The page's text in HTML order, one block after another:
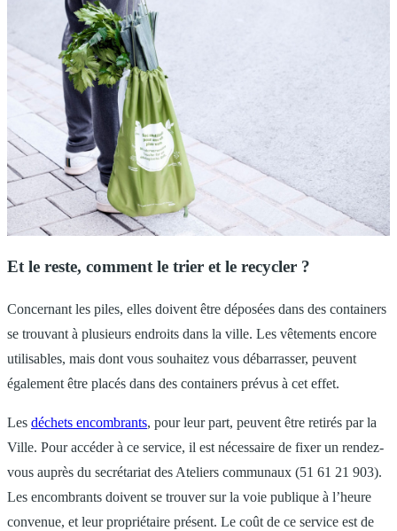
Et le reste, comment le trier et le recycler ?
Concernant les piles, elles doivent être déposées dans des containers
se trouvant à plusieurs endroits dans la ville. Les vêtements encore
utilisables, mais dont vous souhaitez vous débarrasser, peuvent
également être placés dans des containers prévus à cet effet.
Les déchets encombrants, pour leur part, peuvent être retirés par la
Ville. Pour accéder à ce service, il est nécessaire de fixer un rendez-
vous auprès du secrétariat des Ateliers communaux (51 61 21 903).
Les encombrants doivent se trouver sur la voie publique à l’heure
convenue, et leur propriétaire présent. Le coût de ce service est de